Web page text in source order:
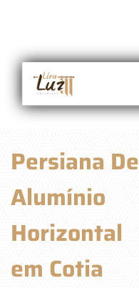
Persiana De
Alumínio
Horizontal
em Cotia